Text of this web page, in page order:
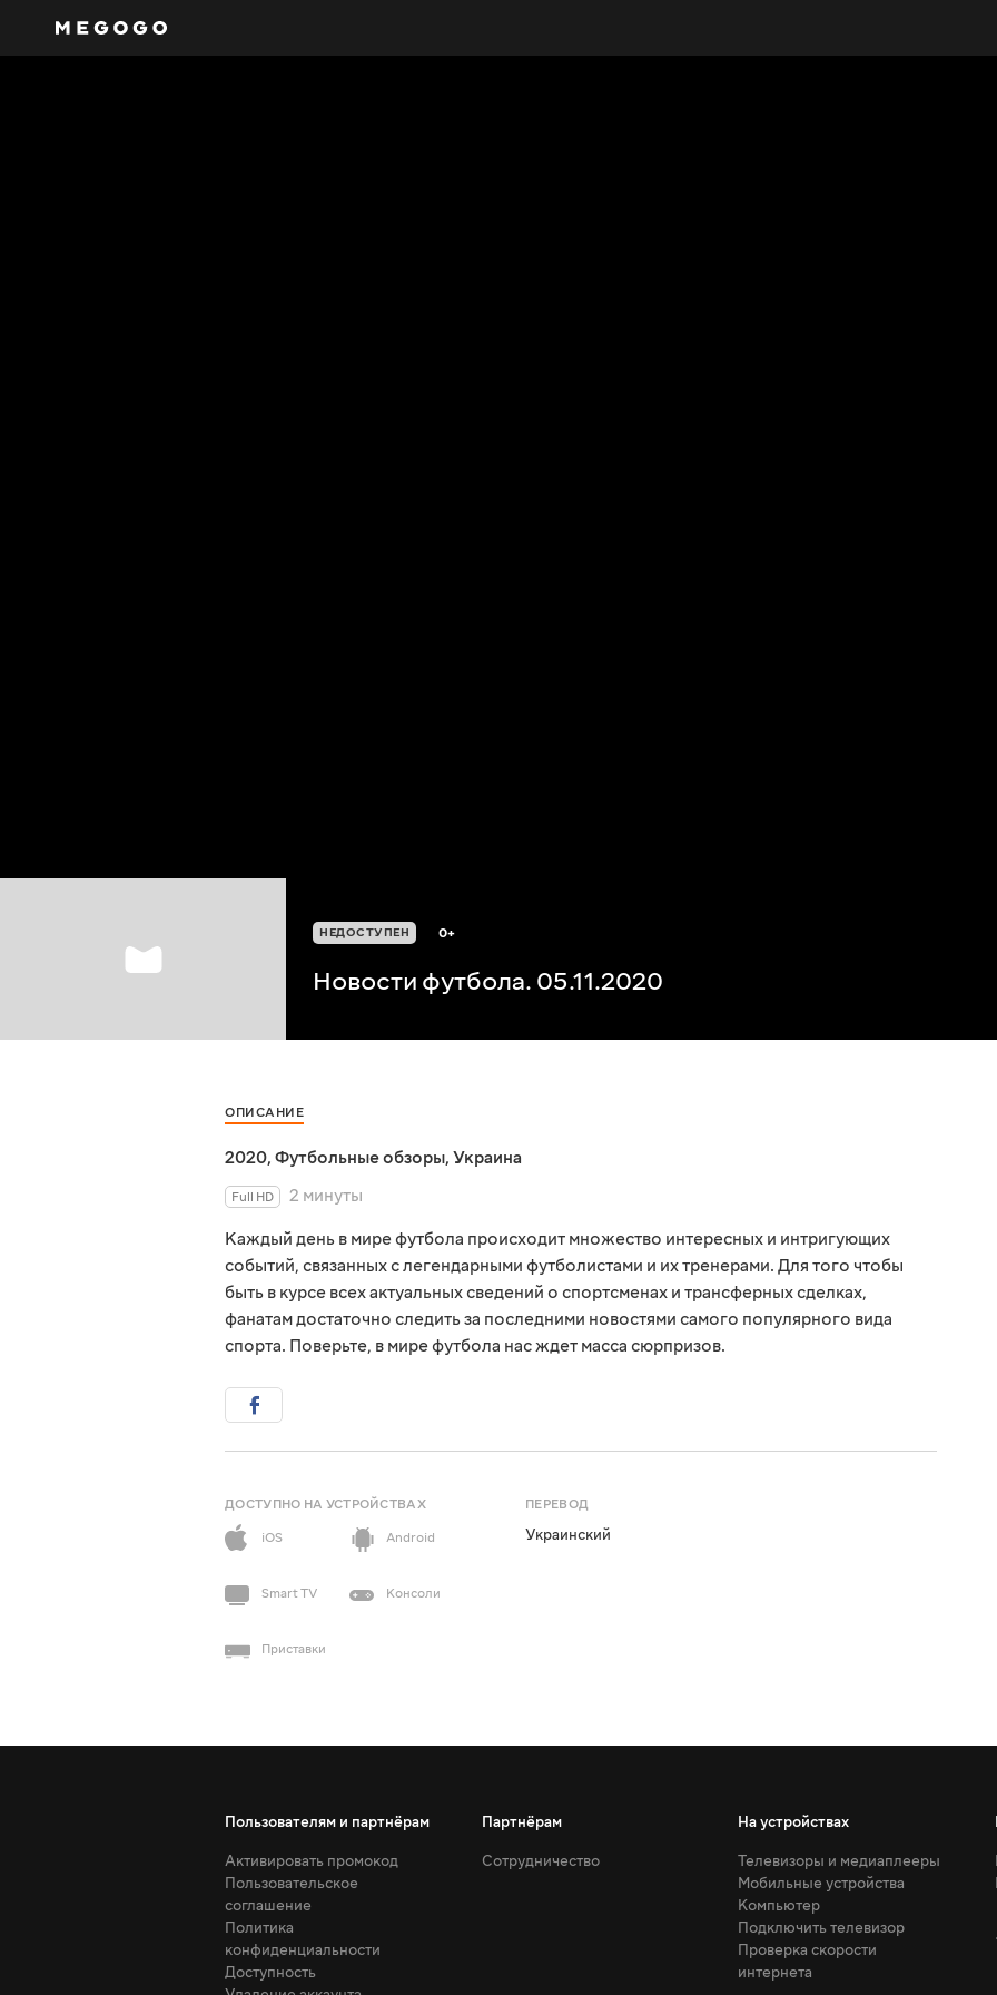
НЕДОСТУПЕН 0+
Новости футбола. 05.11.2020
ОПИСАНИЕ
2020, Футбольные обзоры, Украина
Full HD
2 минуты
Каждый день в мире футбола происходит множество интересных и интригующих
событий, связанных с легендарными футболистами и их тренерами. Для того чтобы
быть в курсе всех актуальных сведений о спортсменах и трансферных сделках,
фанатам достаточно следить за последними новостями самого популярного вида
спорта. Поверьте, в мире футбола нас ждет масса сюрпризов.
ДОСТУПНО НА УСТРОЙСТВАХ
iOS
Android
Smart TV Консоли
Приставки
ПЕРЕВОД
Украинский
Пользователям и партнёрам
Активировать промокод
Пользовательское
соглашение
Политика
конфиденциальности
Доступность
Партнёрам
Сотрудничество
На устройствах
Телевизоры и медиаплееры
Мобильные устройства
Компьютер
Подключить телевизор
Проверка скорости
интернета